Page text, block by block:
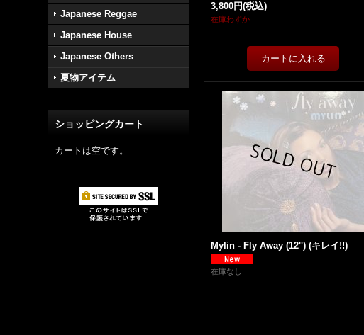
Japanese Reggae
Japanese House
Japanese Others
夏物アイテム
ショッピングカート
カートは空です。
3,800円(税込)
在庫わずか
Mylin - Fly Away (12'') (キレイ!!)
在庫なし